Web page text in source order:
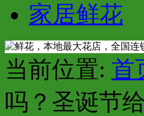
家居鲜花
当前位置: 首
吗？圣诞节